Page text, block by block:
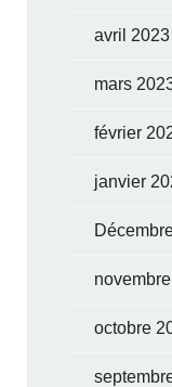
avril 2023
mars
février
janvier
octobre